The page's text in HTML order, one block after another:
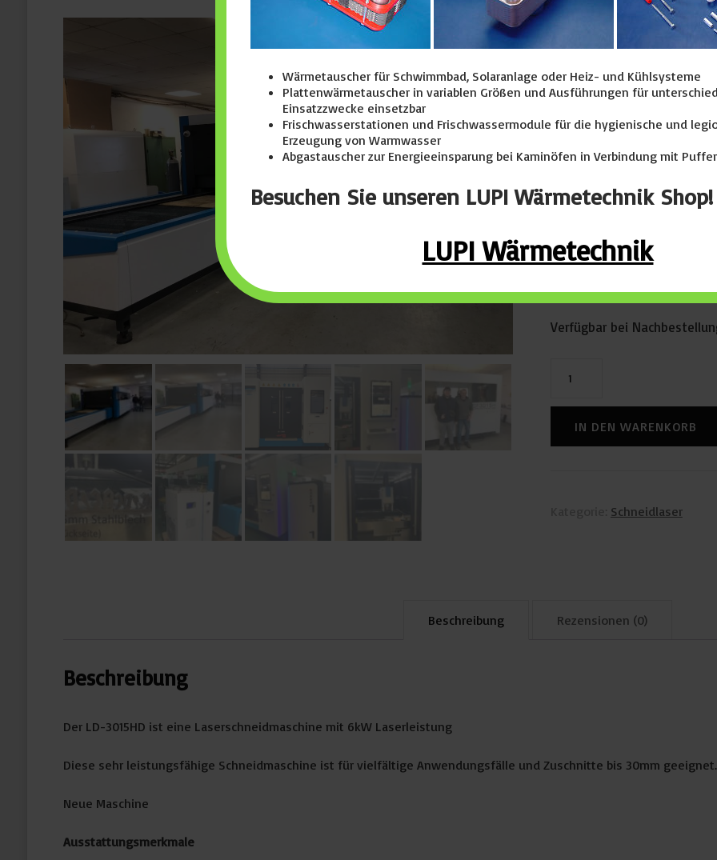
SF-Laser
99.500,00€
exkl. 19 % MwSt. zzgl.
Laserschneidmaschine
Neue Maschine
incl. Schulung bei
Verfügbar bei
3015HD
IN DEN WARENKORB
Schneidlaser
Beschreibung Rezensionen (0)
Beschreibung
Der LD-3015HD ist eine Laserschneidmaschine mit 6kW Laserleistung
Diese sehr leistungsfähige Schneidmaschine ist für vielfältige Anwendungsfälle und Zuschnitte bis 30mm geeignet.
Neue Maschine
Ausstattungsmerkmale
Wärmetauscher für Schwimmbad, Solaranlage oder Heiz- und Kühlsysteme
Plattenwärmetauscher in variablen Größen und Ausführungen für
Einsatzzwecke einsetzbar
Frischwasserstationen und Frischwassermodule für die hygienische und
Erzeugung von Warmwasser
Abgastauscher zur Energieeinsparung bei Kaminöfen in Verbindung mit
Besuchen Sie unseren LUPI Wärmetechnik Shop!
LUPI Wärmetechnik